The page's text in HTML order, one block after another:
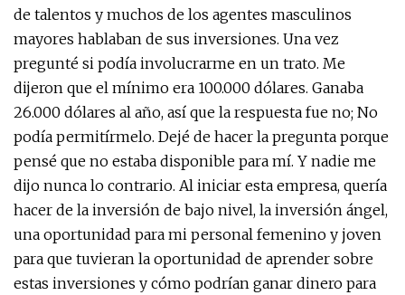
de talentos y muchos de los agentes masculinos
mayores hablaban de sus inversiones. Una vez
pregunté si podía involucrarme en un trato. Me
dijeron que el mínimo era 100.000 dólares. Ganaba
26.000 dólares al año, así que la respuesta fue no; No
podía permitírmelo. Dejé de hacer la pregunta porque
pensé que no estaba disponible para mí. Y nadie me
dijo nunca lo contrario. Al iniciar esta empresa, quería
hacer de la inversión de bajo nivel, la inversión ángel,
una oportunidad para mi personal femenino y joven
para que tuvieran la oportunidad de aprender sobre
estas inversiones y cómo podrían ganar dinero para